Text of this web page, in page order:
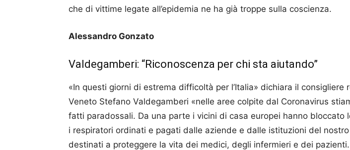
che di vittime legate all’epidemia ne ha già troppe sulla coscienza.
Alessandro Gonzato
Valdegamberi: “Riconoscenza per chi sta aiutando”
«In questi giorni di estrema difficoltà per l’Italia» dichiara il consigliere
Veneto Stefano Valdegamberi «nelle aree colpite dal Coronavirus
fatti paradossali. Da una parte i vicini di casa europei hanno bloccato
i respiratori ordinati e pagati dalle aziende e dalle istituzioni del nostro
destinati a proteggere la vita dei medici, degli infermieri e dei